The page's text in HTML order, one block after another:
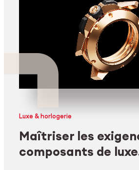
Luxe & horlogerie
Maîtriser les
composants de